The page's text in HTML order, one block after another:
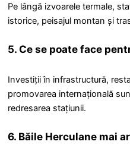
Pe lângă izvoarele termale,
istorice, peisajul montan și
5. Ce se poate face
Investiții în infrastructură,
promovarea internațională
redresarea stațiunii.
6. Băile Herculane mai